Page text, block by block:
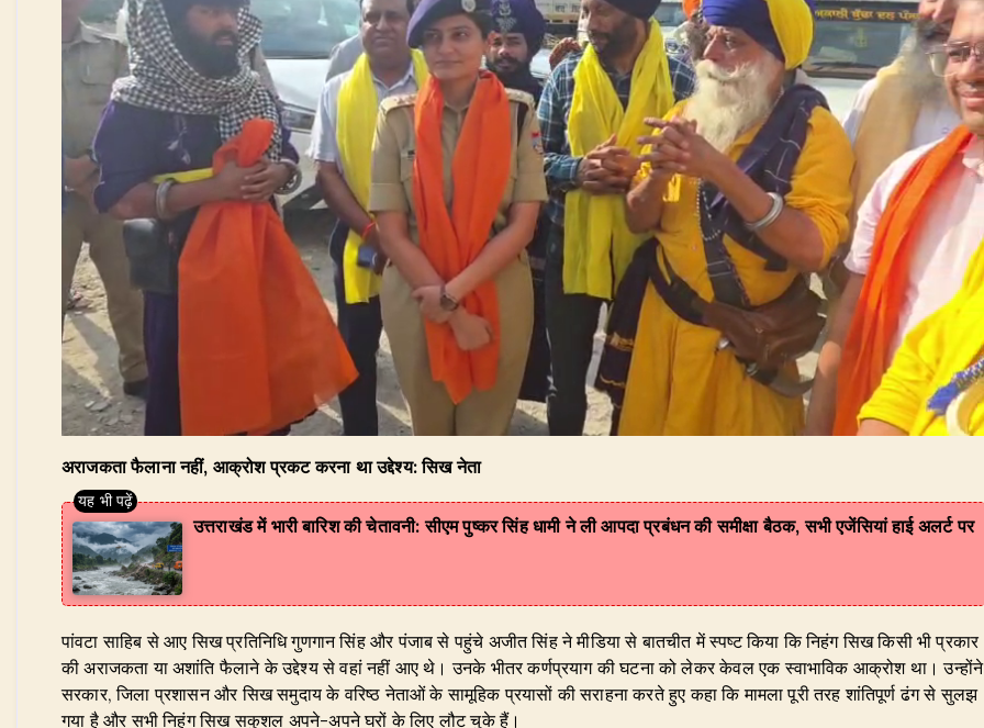
अराजकता फैलाना नहीं, आक्रोश प्रकट करना था उद्देश्य: सिख नेता
उत्तराखंड में भारी बारिश की चेतावनी: सीएम पुष्कर सिंह धामी ने ली आपदा प्रबंधन की समीक्षा बैठक, सभी एजेंसियां हाई अलर्ट पर
​पांवटा साहिब से आए सिख प्रतिनिधि गुणगान सिंह और पंजाब से पहुंचे अजीत सिंह ने मीडिया से बातचीत में स्पष्ट किया कि निहंग सिख किसी भी प्रकार
की अराजकता या अशांति फैलाने के उद्देश्य से वहां नहीं आए थे। उनके भीतर कर्णप्रयाग की घटना को लेकर केवल एक स्वाभाविक आक्रोश था। उन्होंने
सरकार, जिला प्रशासन और सिख समुदाय के वरिष्ठ नेताओं के सामूहिक प्रयासों की सराहना करते हुए कहा कि मामला पूरी तरह शांतिपूर्ण ढंग से सुलझ
गया है और सभी निहंग सिख सकुशल अपने-अपने घरों के लिए लौट चुके हैं।